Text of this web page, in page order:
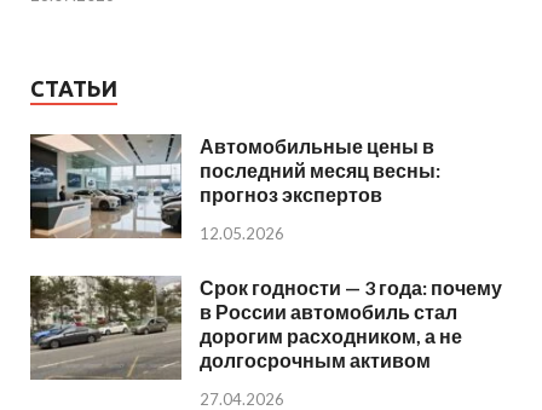
СТАТЬИ
Автомобильные цены в
последний месяц весны:
прогноз экспертов
12.05.2026
Срок годности — 3 года: почему
в России автомобиль стал
дорогим расходником, а не
долгосрочным активом
27.04.2026